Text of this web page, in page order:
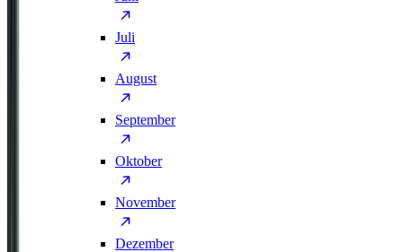
Juli
August
September
Oktober
November
Dezember